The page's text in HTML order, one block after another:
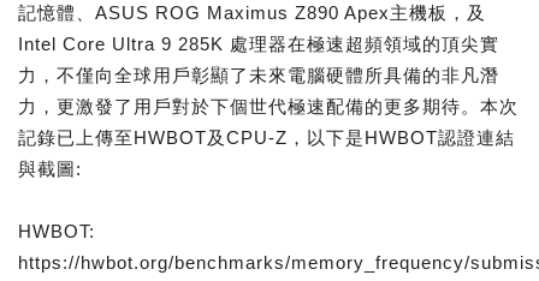
記憶體、ASUS ROG Maximus Z890 Apex主機板，及
Intel Core Ultra 9 285K 處理器在極速超頻領域的頂尖實
力，不僅向全球用戶彰顯了未來電腦硬體所具備的非凡潛
力，更激發了用戶對於下個世代極速配備的更多期待。本次
記錄已上傳至HWBOT及CPU-Z，以下是HWBOT認證連結
與截圖:
HWBOT:
https://hwbot.org/benchmarks/memory_frequency/